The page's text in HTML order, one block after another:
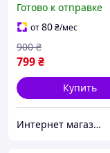
40 размер
Готово к отправке
от80₴/мес
799₴
900 ₴
Купить
Интернет магазин shoppingpro.com.ua